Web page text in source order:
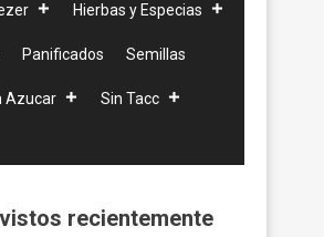
Hierbas y Especias
Panificados Semillas
Azucar Sin Tacc
recientemente